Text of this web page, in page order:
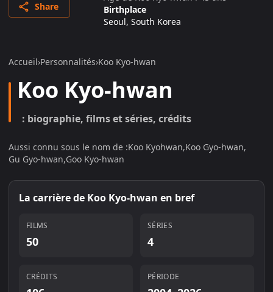
Share
Birthplace
Seoul, South Korea
Accueil›Personnalités›Koo Kyo-hwan
Koo Kyo-hwan
: biographie, films et séries, crédits
Aussi connu sous le nom de :Koo Kyohwan,Koo Gyo-hwan,
Gu Gyo-hwan,Goo Kyo-hwan
La carrière de Koo Kyo-hwan en bref
FILMS
50
SÉRIES
4
CRÉDITS PÉRIODE